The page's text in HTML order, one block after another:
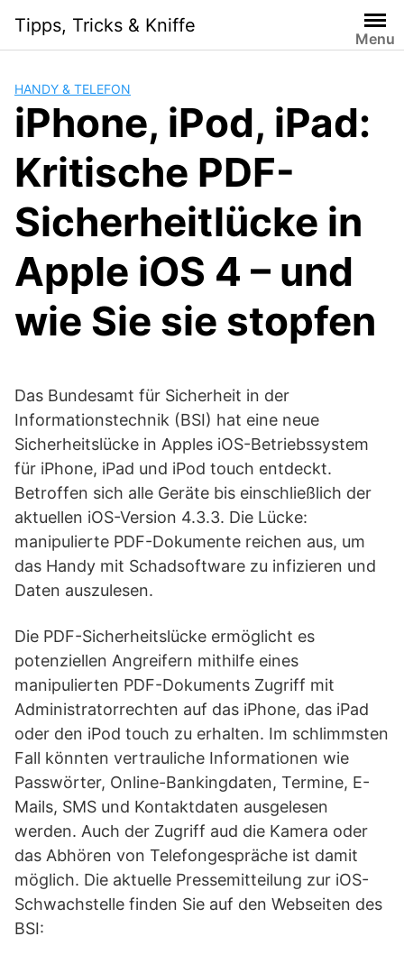
content
Tipps, Tricks & Kniffe
Menu
HANDY & TELEFON
iPhone, iPod, iPad:
Kritische PDF-
Sicherheitlücke in
Apple iOS 4 – und
wie Sie sie stopfen
Das Bundesamt für Sicherheit in der
Informationstechnik (BSI) hat eine neue
Sicherheitslücke in Apples iOS-Betriebssystem
für iPhone, iPad und iPod touch entdeckt.
Betroffen sich alle Geräte bis einschließlich der
aktuellen iOS-Version 4.3.3. Die Lücke:
manipulierte PDF-Dokumente reichen aus, um
das Handy mit Schadsoftware zu infizieren und
Daten auszulesen.
Die PDF-Sicherheitslücke ermöglicht es
potenziellen Angreifern mithilfe eines
manipulierten PDF-Dokuments Zugriff mit
Administratorrechten auf das iPhone, das iPad
oder den iPod touch zu erhalten. Im schlimmsten
Fall könnten vertrauliche Informationen wie
Passwörter, Online-Bankingdaten, Termine, E-
Mails, SMS und Kontaktdaten ausgelesen
werden. Auch der Zugriff aud die Kamera oder
das Abhören von Telefongespräche ist damit
möglich. Die aktuelle Pressemitteilung zur iOS-
Schwachstelle finden Sie auf den Webseiten des
BSI: